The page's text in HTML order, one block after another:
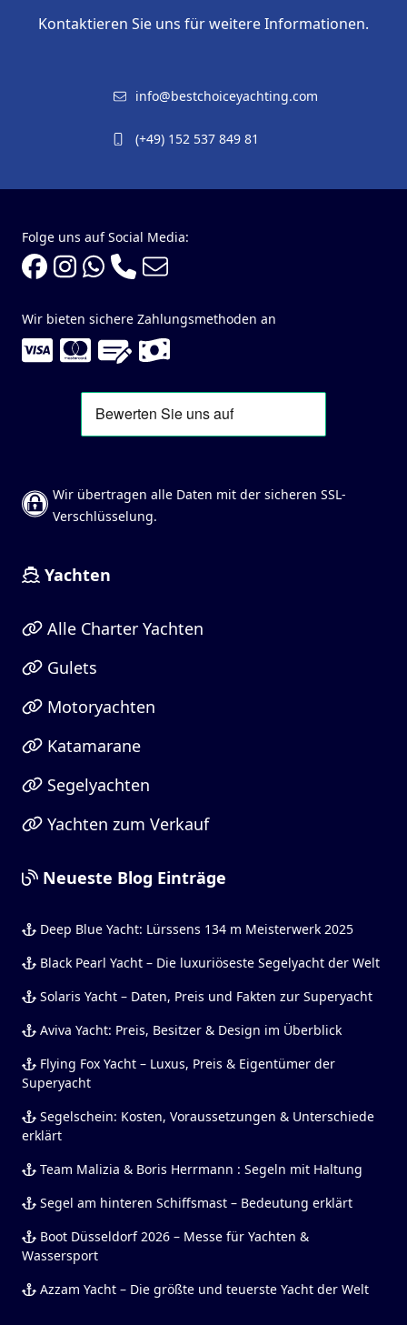
Kontaktieren Sie uns für weitere Informationen.
info@bestchoiceyachting.com
(+49) 152 537 849 81
Folge uns auf Social Media:
Wir bieten sichere Zahlungsmethoden an
Wir übertragen alle Daten mit der sicheren SSL-
Verschlüsselung.
Yachten
Alle Charter Yachten
Gulets
Motoryachten
Katamarane
Segelyachten
Yachten zum Verkauf
Neueste Blog Einträge
Deep Blue Yacht: Lürssens 134 m Meisterwerk 2025
Black Pearl Yacht – Die luxuriöseste Segelyacht der Welt
Solaris Yacht – Daten, Preis und Fakten zur Superyacht
Aviva Yacht: Preis, Besitzer & Design im Überblick
Flying Fox Yacht – Luxus, Preis & Eigentümer der
Superyacht
Segelschein: Kosten, Voraussetzungen & Unterschiede
erklärt
Team Malizia & Boris Herrmann : Segeln mit Haltung
Segel am hinteren Schiffsmast – Bedeutung erklärt
Boot Düsseldorf 2026 – Messe für Yachten &
Wassersport
Azzam Yacht – Die größte und teuerste Yacht der Welt